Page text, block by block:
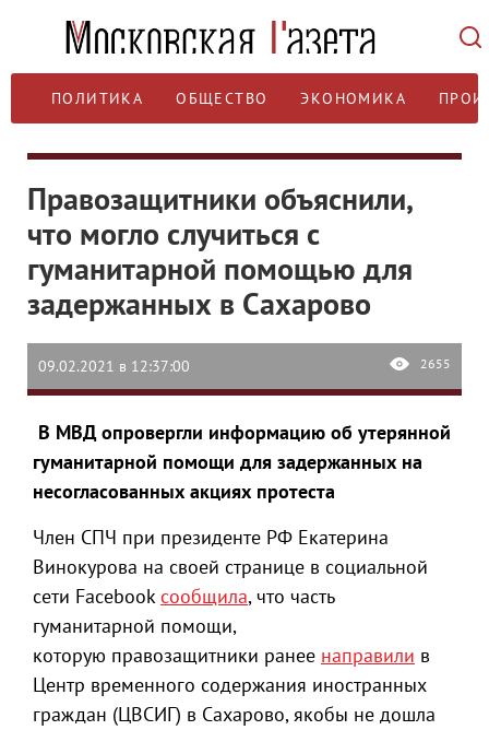
ПОЛИТИКА ОБЩЕСТВО ЭКОНОМИКА
Правозащитники объяснили,
что могло случиться с
гуманитарной помощью для
задержанных в Сахарово
09.02.2021 в 12:37:00 2655
В МВД опровергли информацию об утерянной
гуманитарной помощи для задержанных на
несогласованных акциях протеста
Член СПЧ при президенте РФ Екатерина
Винокурова на своей странице в социальной
сети Facebook сообщила, что часть
гуманитарной помощи,
которую правозащитники ранее направили в
Центр временного содержания иностранных
граждан (ЦВСИГ) в Сахарово, якобы не дошла